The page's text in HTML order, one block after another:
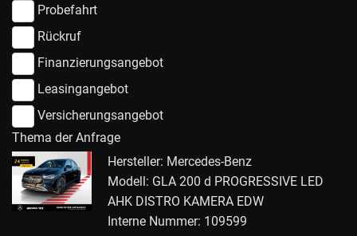
Probefahrt
Rückruf
Finanzierungsangebot
Leasingangebot
Versicherungsangebot
Thema der Anfrage
Hersteller: Mercedes-Benz
Modell: GLA 200 d PROGRESSIVE LED
AHK DISTRO KAMERA EDW
Interne Nummer: 109599